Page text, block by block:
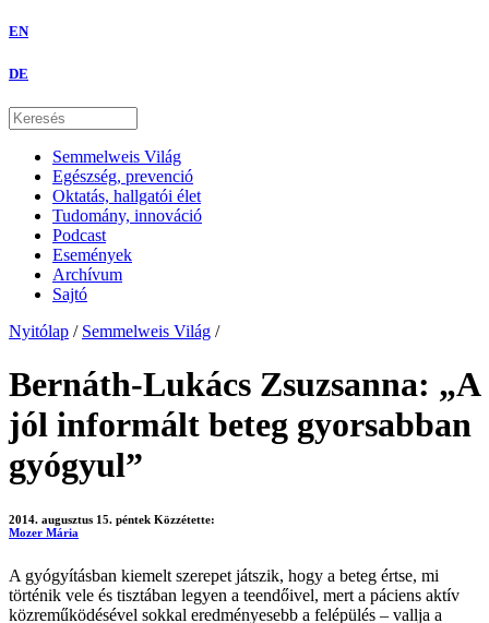
EN
DE
Semmelweis Világ
Egészség, prevenció
Oktatás, hallgatói élet
Tudomány, innováció
Podcast
Események
Archívum
Sajtó
Nyitólap / Semmelweis Világ /
Bernáth-Lukács Zsuzsanna: „A
jól informált beteg gyorsabban
gyógyul”
2014. augusztus 15. péntek Közzétette:
Mozer Mária
A gyógyításban kiemelt szerepet játszik, hogy a beteg értse, mi
történik vele és tisztában legyen a teendőivel, mert a páciens aktív
közreműködésével sokkal eredményesebb a felépülés – vallja a